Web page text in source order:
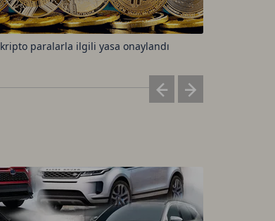
kripto paralarla ilgili yasa onaylandı